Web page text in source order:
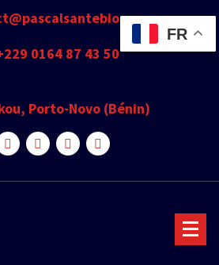
0164 87 43 50
Porto-Novo (Bénin)
FR